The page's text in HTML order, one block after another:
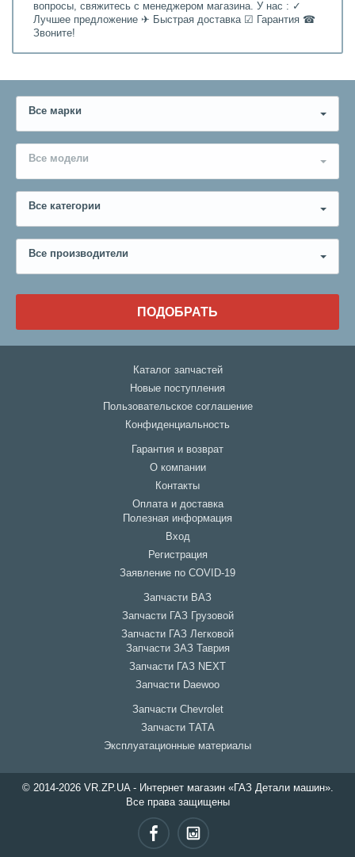
вопросы, свяжитесь с менеджером магазина. У нас : ✓
Лучшее предложение ✈ Быстрая доставка ☑ Гарантия ☎
Звоните!
Все марки
Все модели
Все категории
Все производители
ПОДОБРАТЬ
Каталог запчастей
Новые поступления
Пользовательское соглашение
Конфиденциальность
Гарантия и возврат
О компании
Контакты
Оплата и доставка
Полезная информация
Вход
Регистрация
Заявление по COVID-19
Запчасти ВАЗ
Запчасти ГАЗ Грузовой
Запчасти ГАЗ Легковой
Запчасти ЗАЗ Таврия
Запчасти ГАЗ NEXT
Запчасти Daewoo
Запчасти Chevrolet
Запчасти ТАТА
Эксплуатационные материалы
© 2014-2026 VR.ZP.UA - Интернет магазин «ГАЗ Детали машин».
Все права защищены